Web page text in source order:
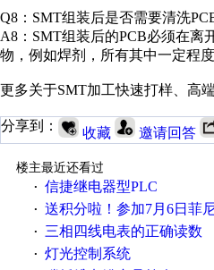
Q8：SMT组装后是否需要清洗
A8：SMT组装后的PCB必须在离
物，例如焊剂，所有其中一定程
更多关于SMT加工快速打样、高
分享到： 收藏 邀请回答
楼主最近还看过
· 信捷继电器型PLC
· 送积分啦！参加7月6日菲尼克斯在线研
· 三相四线电表的正确读数
· 灯光控制系统